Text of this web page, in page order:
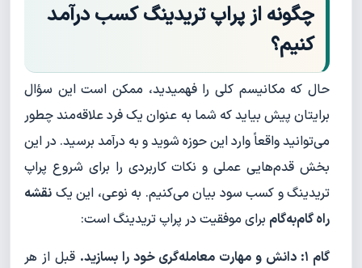
چگونه از پراپ تریدینگ کسب درآمد
کنیم؟
حال که مکانیسم کلی را فهمیدید، ممکن است این سؤال
برایتان پیش بیاید که شما به عنوان یک فرد علاقه‌مند چطور
می‌توانید واقعاً وارد این حوزه شوید و به درآمد برسید. در این
بخش قدم‌هایی عملی و نکات کاربردی را برای شروع پراپ
تریدینگ و کسب سود بیان می‌کنیم. به نوعی، این یک نقشه
راه گام‌به‌گام برای موفقیت در پراپ تریدینگ است:
گام ۱: دانش و مهارت معامله‌گری خود را بسازید.
قبل از هر